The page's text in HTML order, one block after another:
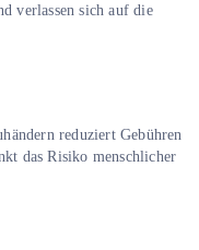
verlassen sich auf die
reduziert Gebühren
das Risiko menschlicher